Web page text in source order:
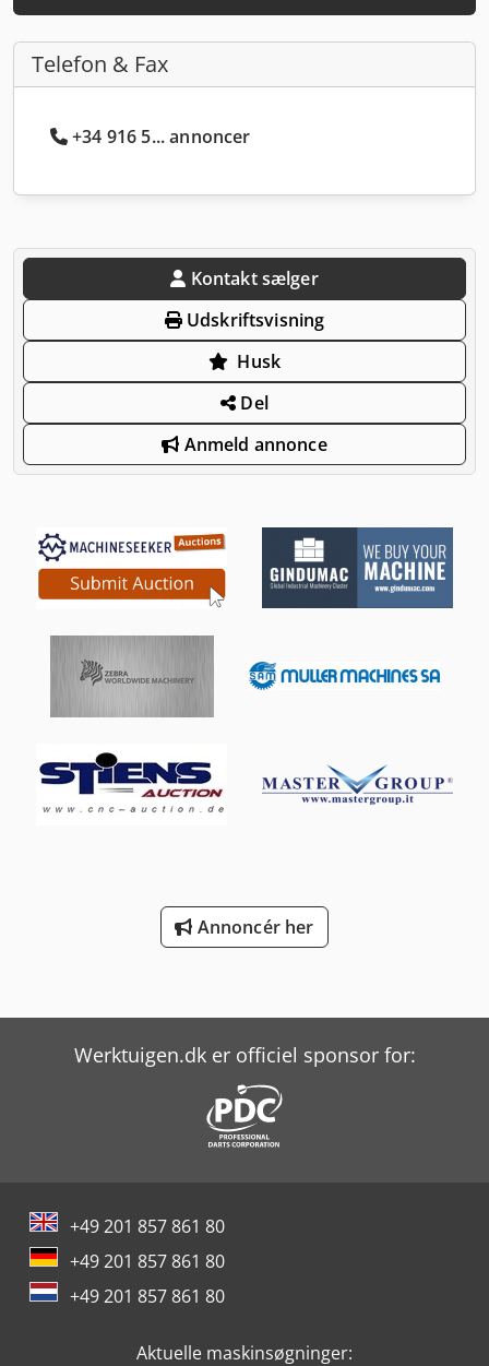
Telefon & Fax
+34 916 5... annoncer
Kontakt sælger
Udskriftsvisning
Husk
Del
Anmeld annonce
Annoncér her
Werktuigen.dk er officiel sponsor for:
+49 201 857 861 80
+49 201 857 861 80
+49 201 857 861 80
Aktuelle maskinsøgninger: